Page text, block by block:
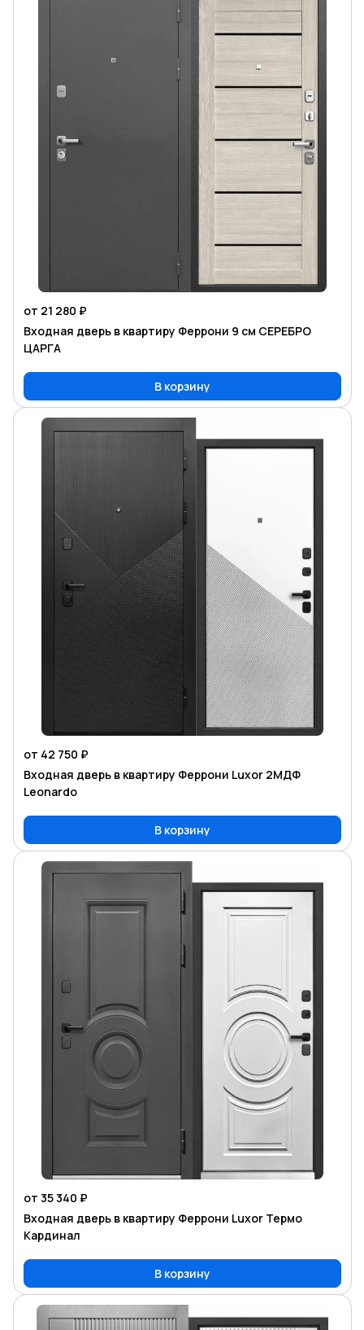
от 21 280 ₽
Входная дверь в квартиру Феррони 9 см СЕРЕБРО
ЦАРГА
В корзину
от 42 750 ₽
Входная дверь в квартиру Феррони Luxor 2МДФ
Leonardo
В корзину
от 35 340 ₽
Входная дверь в квартиру Феррони Luxor Термо
Кардинал
В корзину